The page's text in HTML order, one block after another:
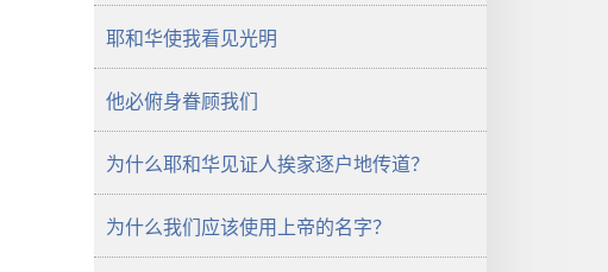
耶和华使我看见光明
他必俯身眷顾我们
为什么耶和华见证人挨家逐户地传道？
为什么我们应该使用上帝的名字？